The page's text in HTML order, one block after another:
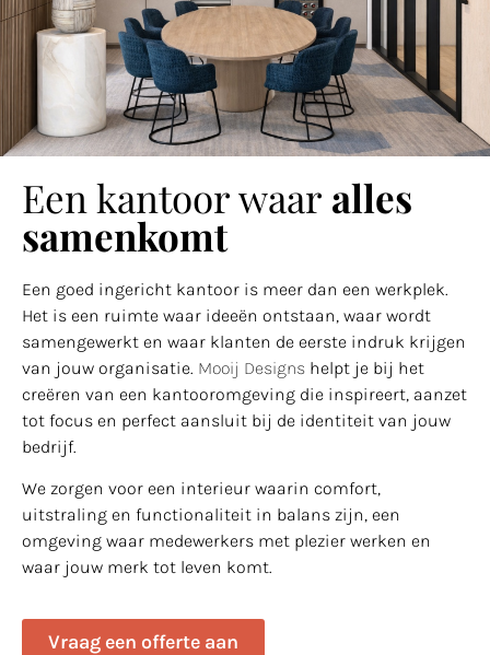
Een kantoor waar alles
samenkomt
Een goed ingericht kantoor is meer dan een werkplek.
Het is een ruimte waar ideeën ontstaan, waar wordt
samengewerkt en waar klanten de eerste indruk krijgen
van jouw organisatie. Mooij Designs helpt je bij het
creëren van een kantooromgeving die inspireert, aanzet
tot focus en perfect aansluit bij de identiteit van jouw
bedrijf.
We zorgen voor een interieur waarin comfort,
uitstraling en functionaliteit in balans zijn, een
omgeving waar medewerkers met plezier werken en
waar jouw merk tot leven komt.
Vraag een offerte aan